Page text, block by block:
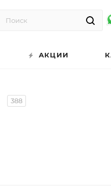
АКЦИИ
388